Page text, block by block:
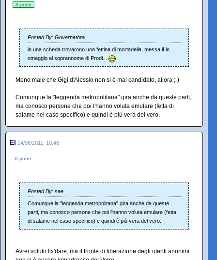
8 punti
Posted By: Governatòra
in una scheda trovarono una fettina di mortadella, messa lì in
omaggio al soprannome di Prodi...
Meno male che Gigi d'Alessio non si è mai candidato, allora ;-)
Comunque la "leggenda metropolitana" gira anche da queste parti,
ma conosco persone che poi l'hanno voluta emulare (fetta di
salame nel caso specifico) e quindi è più vera del vero.
El 14/06/2011, 10:46
0 punti
Posted By: sae
Comunque la "leggenda metropolitana" gira anche da queste
parti, ma conosco persone che poi l'hanno voluta emulare (fetta
di salame nel caso specifico) e quindi è più vera del vero.
Avrei voluto fix'dare, ma il fronte di liberazione degli utenti anonimi